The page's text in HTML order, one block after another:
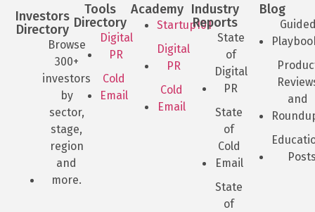
Investors
Directory
Browse
300+
investors
by
sector,
stage,
region
and
more.
Tools
Directory
Digital
PR
Cold
Email
Academy
Startup101
Digital
PR
Cold
Email
Industry
Reports
State
of
Digital
PR
State
of
Cold
Email
State
of
Blog
and